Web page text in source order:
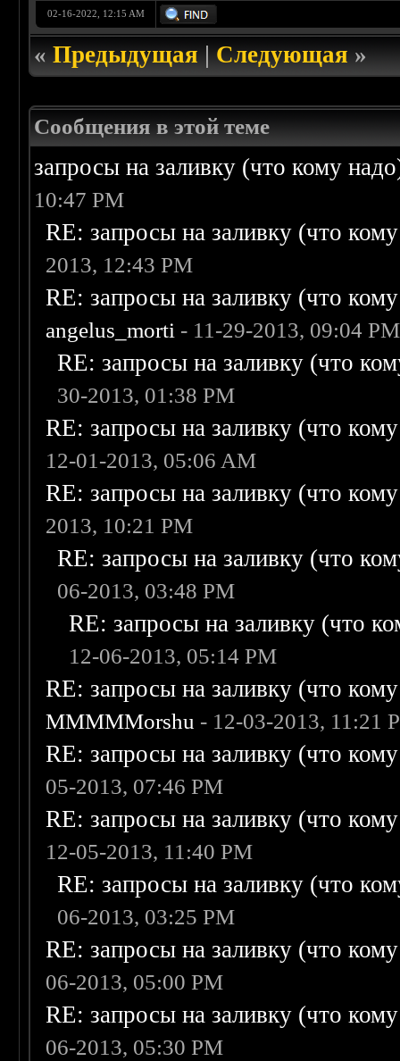
02-16-2022, 12:15 AM
«Предыдущая|Следующая»
Сообщения в этой теме
запросы на заливку (что кому
10:47 PM
RE: запросы на заливку (что
2013, 12:43 PM
RE: запросы на заливку (что
angelus_morti - 11-29-2013, 09:04 PM
RE: запросы на заливку (что
30-2013, 01:38 PM
RE: запросы на заливку (что
12-01-2013, 05:06 AM
RE: запросы на заливку (что
2013, 10:21 PM
RE: запросы на заливку (что
06-2013, 03:48 PM
RE: запросы на заливку (что
12-06-2013, 05:14 PM
RE: запросы на заливку (что
MMMMMorshu - 12-03-2013, 11:21
RE: запросы на заливку (что
05-2013, 07:46 PM
RE: запросы на заливку (что
12-05-2013, 11:40 PM
RE: запросы на заливку (что
06-2013, 03:25 PM
RE: запросы на заливку (что
06-2013, 05:00 PM
RE: запросы на заливку (что
06-2013, 05:30 PM